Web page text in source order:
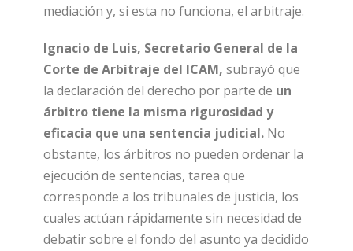
mediación y, si esta no funciona, el arbitraje.
Ignacio de Luis, Secretario General de la
Corte de Arbitraje del ICAM, subrayó que
la declaración del derecho por parte de un
árbitro tiene la misma rigurosidad y
eficacia que una sentencia judicial. No
obstante, los árbitros no pueden ordenar la
ejecución de sentencias, tarea que
corresponde a los tribunales de justicia, los
cuales actúan rápidamente sin necesidad de
debatir sobre el fondo del asunto ya decidido